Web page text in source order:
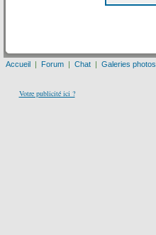
Accueil | Forum | Chat | Galeries photos
Votre publicité ici ?